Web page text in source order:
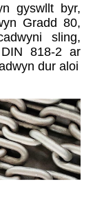
gyswllt byr,
Gradd 80,
sling,
818-2 ar
dur aloi